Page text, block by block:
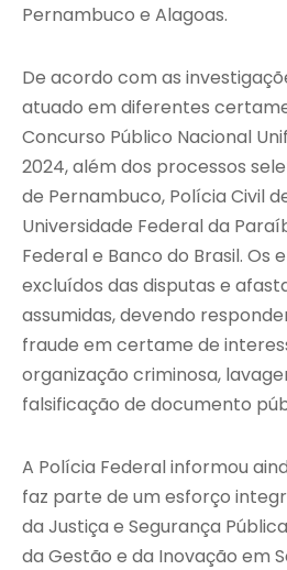
Pernambuco e Alagoas.
De acordo com as
atuado em diferentes
Concurso Público Nacional
2024, além dos processos
de Pernambuco, Polícia Civil
Universidade Federal da
Federal e Banco do Brasil. Os
excluídos das disputas e
assumidas, devendo
fraude em certame de
organização criminosa,
falsificação de documento
A Polícia Federal informou
faz parte de um esforço
da Justiça e Segurança
da Gestão e da Inovação em